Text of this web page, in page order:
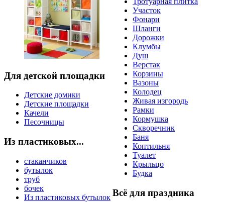
Для детской площадки
Детские домики
Детские площадки
Качели
Песочницы
Из пластиковых...
стаканчиков
бутылок
труб
бочек
Из пластиковых бутылок
Участок
Фонари
Шланги
Дорожки
Клумбы
Душ
Верстак
Корзины
Вазоны
Колодец
Живая изгородь
Рамки
Кормушка
Скворечник
Баня
Коптильня
Туалет
Крыльцо
Будка
Всё для праздника